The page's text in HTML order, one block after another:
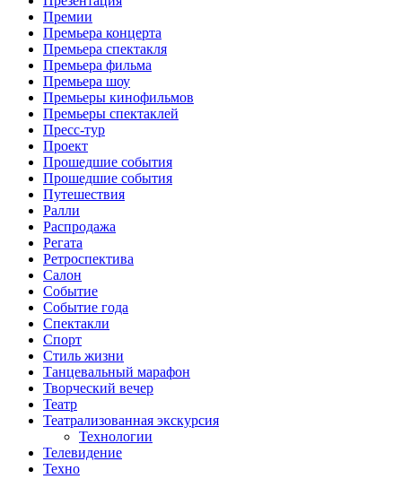
Премии
Премьера концерта
Премьера спектакля
Премьера фильма
Премьера шоу
Премьеры кинофильмов
Премьеры спектаклей
Пресс-тур
Проект
Прошедшие события
Прошедшие события
Путешествия
Ралли
Распродажа
Регата
Ретроспектива
Салон
Событие
Событие года
Спектакли
Спорт
Стиль жизни
Танцевальный марафон
Творческий вечер
Театр
Театрализованная экскурсия
Технологии
Телевидение
Техно